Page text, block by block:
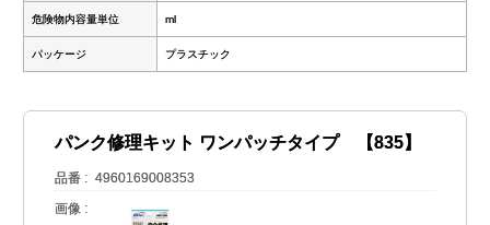
危険物内容量単位 ml
パッケージ プラスチック
パンク修理キット ワンパッチタイプ 【835】
品番 4960169008353
画像